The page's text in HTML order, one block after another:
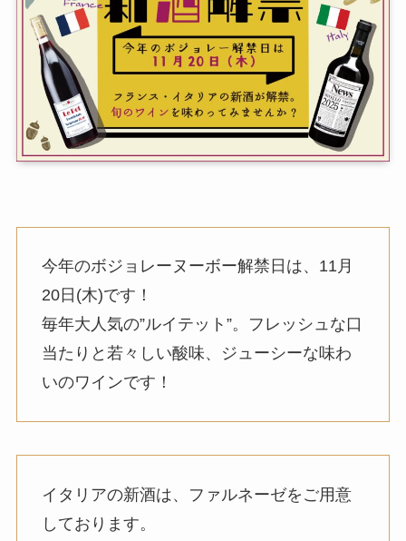
今年のボジョレーヌーボー解禁日は、11月
20日(木)です！
毎年大人気の”ルイテット”。フレッシュな口
当たりと若々しい酸味、ジューシーな味わ
いのワインです！
イタリアの新酒は、ファルネーゼをご用意
しております。